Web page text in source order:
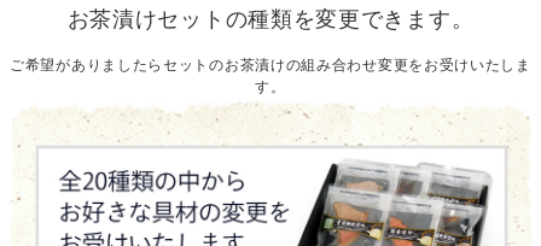
お茶漬けセットの種類を変更できます。
ご希望がありましたらセットのお茶漬けの組み合わせ変更をお受けいたしま
す。